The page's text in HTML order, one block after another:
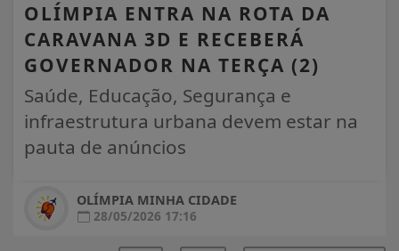
OLÍMPIA ENTRA NA ROTA DA
CARAVANA 3D E RECEBERÁ
GOVERNADOR NA TERÇA (2)
Saúde, Educação, Segurança e
infraestrutura urbana devem estar na
pauta de anúncios
OLÍMPIA MINHA CIDADE
28/05/2026 17:16